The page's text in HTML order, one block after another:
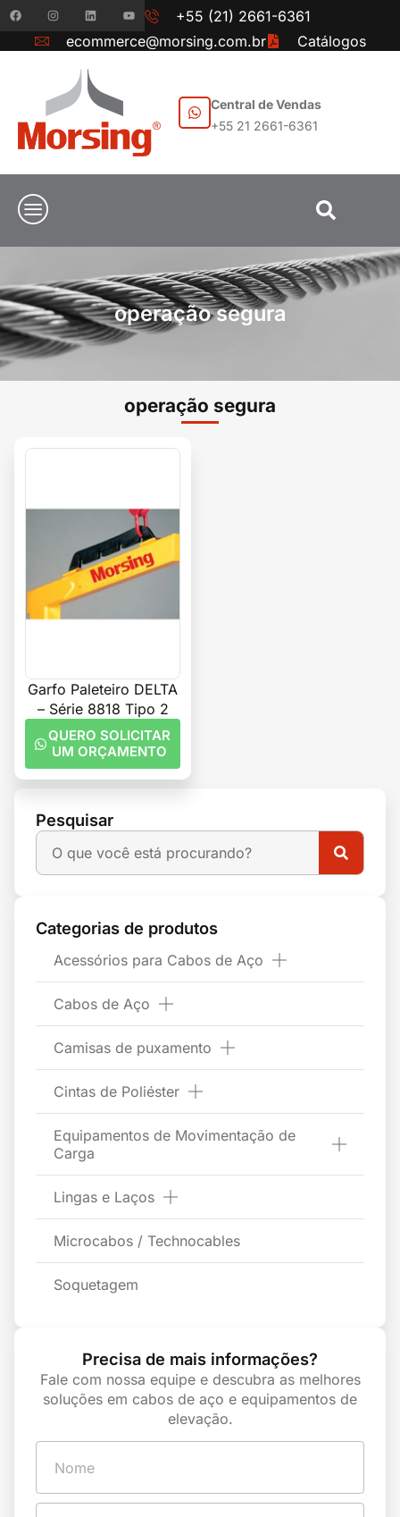
+55 (21) 2661-6361
ecommerce@morsing.com.br
Catálogos
Central de Vendas
+55 21 2661-6361
operação segura
Pesquisar
Categorias de produtos
Acessórios para Cabos de Aço
Cabos de Aço
Camisas de puxamento
Cintas de Poliéster
Equipamentos de Movimentação de
Carga
Lingas e Laços
Microcabos / Technocables
Soquetagem
Precisa de mais informações?
Fale com nossa equipe e descubra as melhores
soluções em cabos de aço e equipamentos de
elevação.
operação segura
Garfo Paleteiro DELTA
– Série 8818 Tipo 2
QUERO SOLICITAR
UM ORÇAMENTO